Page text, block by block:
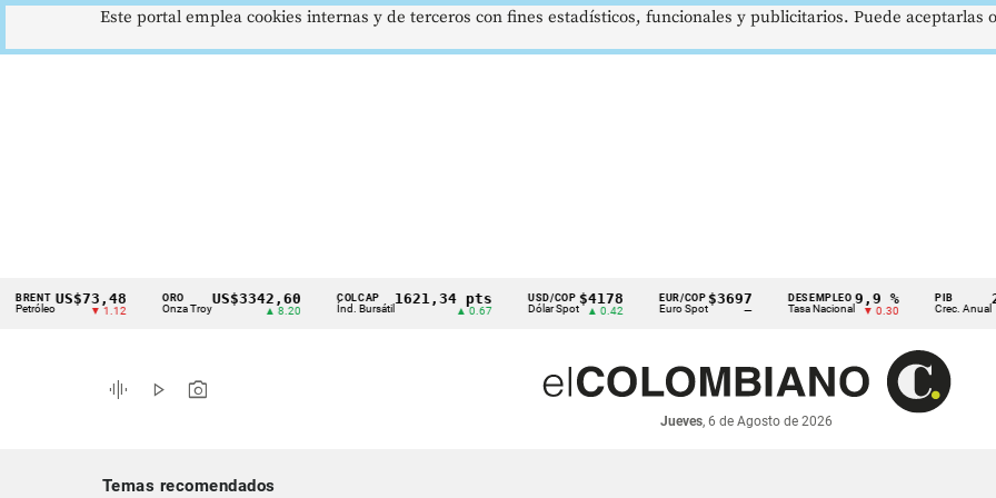
Cintillo
indicadores
económicos
US$73,48
▼ 1.12
ORO
Onza Troy
US$3342,60 COLCAP
Índ. Bursátil
1621,34 pts USD/COP
Dólar Spot
$4178
▲ 0.42
EUR/COP
Euro Spot
$3697
—
DESEMPLEO
Tasa Nacional
9,9 %
▼ 0.30
PIB
Crec. Anual
2,8 %
▲ 0.10
graphic_eq play_arrow photo_camera
Jueves, 6 de Agosto de 2026
Temas recomendados
Este portal emplea cookies internas y de terceros con fines estadísticos, funcionales y publicitarios. Puede aceptarlas